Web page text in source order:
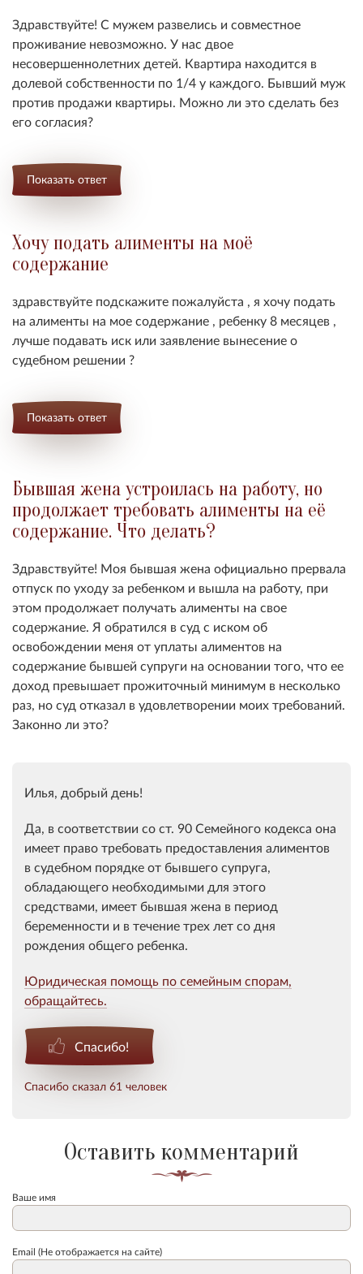
Здравствуйте! С мужем развелись и совместное
проживание невозможно. У нас двое
несовершеннолетних детей. Квартира находится в
долевой собственности по 1/4 у каждого. Бывший муж
против продажи квартиры. Можно ли это сделать без
его согласия?
Показать ответ
Хочу подать алименты на моё
содержание
здравствуйте подскажите пожалуйста , я хочу подать
на алименты на мое содержание , ребенку 8 месяцев ,
лучше подавать иск или заявление вынесение о
судебном решении ?
Показать ответ
Бывшая жена устроилась на работу, но
продолжает требовать алименты на её
содержание. Что делать?
Здравствуйте! Моя бывшая жена официально прервала
отпуск по уходу за ребенком и вышла на работу, при
этом продолжает получать алименты на свое
содержание. Я обратился в суд с иском об
освобождении меня от уплаты алиментов на
содержание бывшей супруги на основании того, что ее
доход превышает прожиточный минимум в несколько
раз, но суд отказал в удовлетворении моих требований.
Законно ли это?
Илья, добрый день!
Да, в соответствии со ст. 90 Семейного кодекса она
имеет право требовать предоставления алиментов
в судебном порядке от бывшего супруга,
обладающего необходимыми для этого
средствами, имеет бывшая жена в период
беременности и в течение трех лет со дня
рождения общего ребенка.
Юридическая помощь по семейным спорам,
обращайтесь.
Спасибо!
Спасибо сказал 61 человек
Оставить комментарий
Ваше имя
Email (Не отображается на сайте)